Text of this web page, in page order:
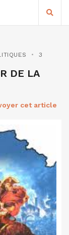
3
DE LA
cet article